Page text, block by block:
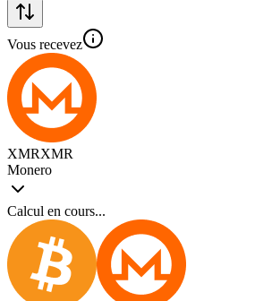
Vous recevez
XMRXMR
Monero
Calcul en cours...